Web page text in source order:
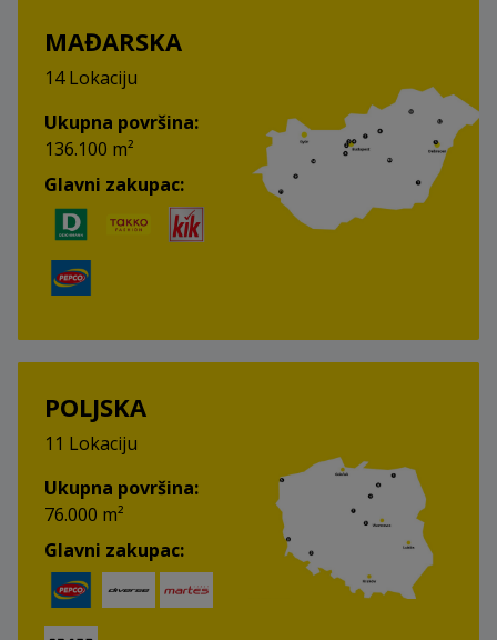
MAĐARSKA
14 Lokaciju
Ukupna površina:
136.100 m²
Glavni zakupac:
POLJSKA
11 Lokaciju
Ukupna površina:
76.000 m²
Glavni zakupac: